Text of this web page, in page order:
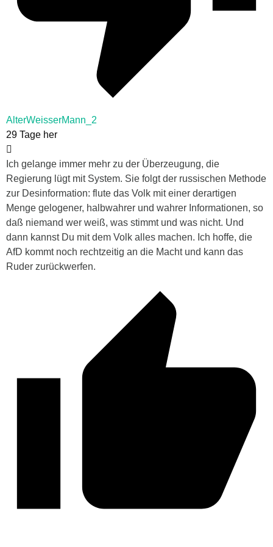
AlterWeisserMann_2
29 Tage her
Ich gelange immer mehr zu der Überzeugung, die
Regierung lügt mit System. Sie folgt der russischen Methode
zur Desinformation: flute das Volk mit einer derartigen
Menge gelogener, halbwahrer und wahrer Informationen, so
daß niemand wer weiß, was stimmt und was nicht. Und
dann kannst Du mit dem Volk alles machen. Ich hoffe, die
AfD kommt noch rechtzeitig an die Macht und kann das
Ruder zurückwerfen.